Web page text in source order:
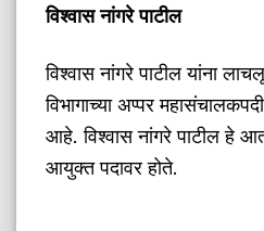
विश्वास नांगरे पाटील
विश्वास नांगरे पाटील यांना
विभागाच्या अप्पर
आहे. विश्वास नांगरे पाटील हे
आयुक्त पदावर होते.